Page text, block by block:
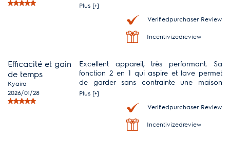
Plus [+]
Verifiedpurchaser Review
Incentivizedreview
Efficacité et gain
de temps
Kyaira
2026/01/28
Excellent appareil, très performant. Sa
fonction 2 en 1 qui aspire et lave permet
de garder sans contrainte une maison
propre au quotidien. Le seul bémol est qu'il
son poids le rend peu maniable dans les
escaliers. Mis à part cela, j'en suis ravie et
je ne peux que le recommander!
Plus [+]
Verifiedpurchaser Review
Incentivizedreview